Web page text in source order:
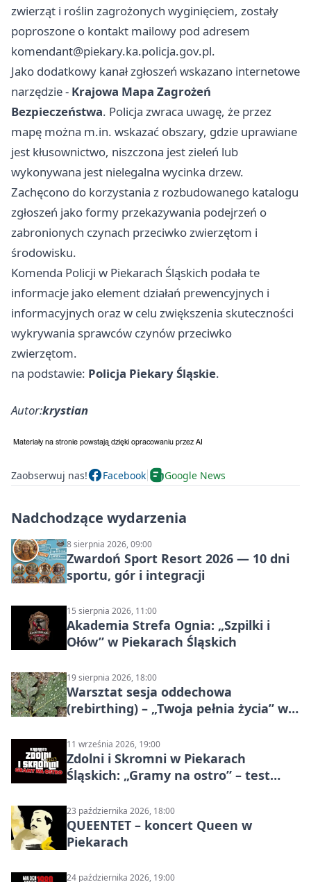
zwierząt i roślin zagrożonych wyginięciem, zostały
poproszone o kontakt mailowy pod adresem
komendant@piekary.ka.policja.gov.pl.
Jako dodatkowy kanał zgłoszeń wskazano internetowe
narzędzie - Krajowa Mapa Zagrożeń
Bezpieczeństwa. Policja zwraca uwagę, że przez
mapę można m.in. wskazać obszary, gdzie uprawiane
jest kłusownictwo, niszczona jest zieleń lub
wykonywana jest nielegalna wycinka drzew.
Zachęcono do korzystania z rozbudowanego katalogu
zgłoszeń jako formy przekazywania podejrzeń o
zabronionych czynach przeciwko zwierzętom i
środowisku.
Komenda Policji w Piekarach Śląskich podała te
informacje jako element działań prewencyjnych i
informacyjnych oraz w celu zwiększenia skuteczności
wykrywania sprawców czynów przeciwko
zwierzętom.
na podstawie: Policja Piekary Śląskie.
Autor:krystian
Zaobserwuj nas! Facebook Google News
Nadchodzące wydarzenia
8 sierpnia 2026, 09:00
Zwardoń Sport Resort 2026 — 10 dni
sportu, gór i integracji
15 sierpnia 2026, 11:00
Akademia Strefa Ognia: „Szpilki i
Ołów” w Piekarach Śląskich
19 sierpnia 2026, 18:00
Warsztat sesja oddechowa
(rebirthing) – „Twoja pełnia życia” w
11 września 2026, 19:00
Zdolni i Skromni w Piekarach
Śląskich: „Gramy na ostro” – test
23 października 2026, 18:00
QUEENTET – koncert Queen w
Piekarach
24 października 2026, 19:00